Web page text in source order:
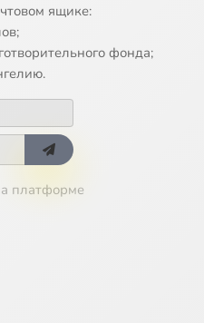
ящике:
фонда;
платформе